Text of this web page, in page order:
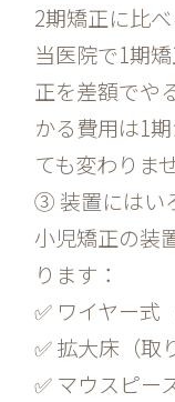
2期矯正に比
当医院で1期
正を差額でや
かる費用は1
ても変わりま
③ 装置にはい
小児矯正の装
ります：
✅ ワイヤー式
✅ 拡大床（取
✅ マウスピー